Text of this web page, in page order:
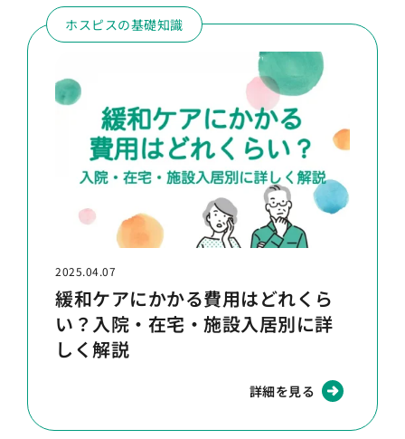
ホスピスの基礎知識
2025.04.07
緩和ケアにかかる費用はどれくら
い？入院・在宅・施設入居別に詳
しく解説
詳細を見る